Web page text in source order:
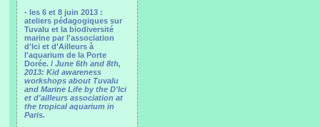
- les 6 et 8 juin 2013 :
ateliers pédagogiques sur
Tuvalu et la biodiversité
marine par l'association
d'Ici et d'Ailleurs à
l'aquarium de la Porte
Dorée. / June 6th and 8th,
2013: Kid awareness
workshops about Tuvalu
and Marine Life by the D'Ici
et d'ailleurs association at
the tropical aquarium in
Paris.